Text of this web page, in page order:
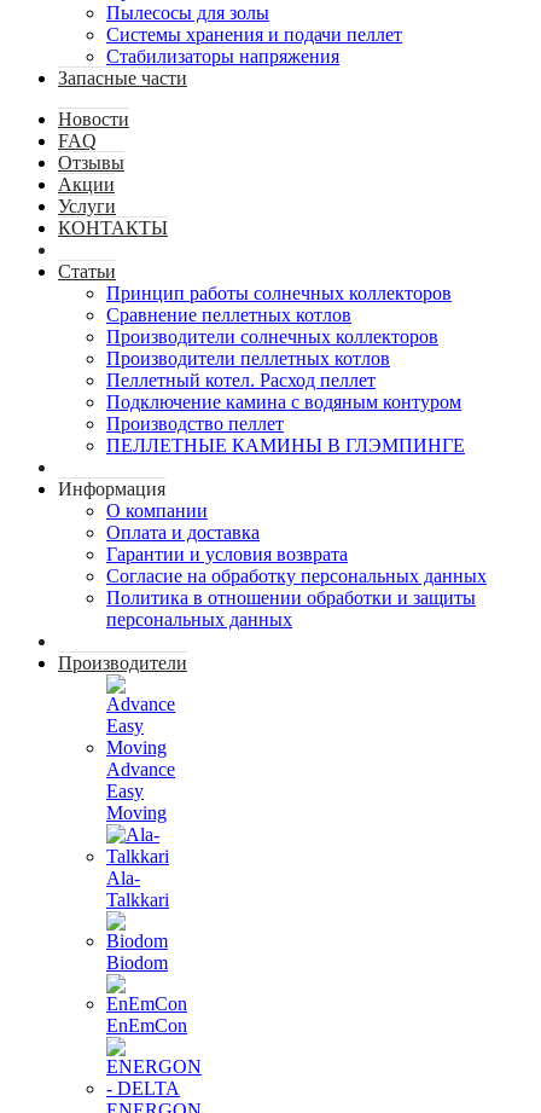
Пылесосы для золы
Системы хранения и подачи пеллет
Стабилизаторы напряжения
Запасные части
Новости
FAQ
Отзывы
Акции
Услуги
КОНТАКТЫ
Статьи
Принцип работы солнечных коллекторов
Сравнение пеллетных котлов
Производители солнечных коллекторов
Производители пеллетных котлов
Пеллетный котел. Расход пеллет
Подключение камина с водяным контуром
Производство пеллет
ПЕЛЛЕТНЫЕ КАМИНЫ В ГЛЭМПИНГЕ
Информация
О компании
Оплата и доставка
Гарантии и условия возврата
Согласие на обработку персональных данных
Политика в отношении обработки и защиты
персональных данных
Производители
Advance
Easy
Moving
Ala-
Talkkari
Biodom
EnEmCon